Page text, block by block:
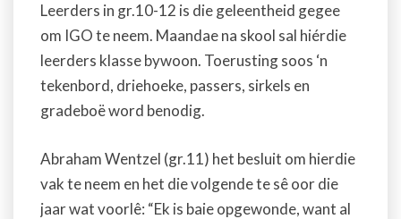
Leerders in gr.10-12 is die geleentheid gegee
om IGO te neem. Maandae na skool sal hiérdie
leerders klasse bywoon. Toerusting soos ‘n
tekenbord, driehoeke, passers, sirkels en
gradeboë word benodig.
Abraham Wentzel (gr.11) het besluit om hierdie
vak te neem en het die volgende te sê oor die
jaar wat voorlê: “Ek is baie opgewonde, want al